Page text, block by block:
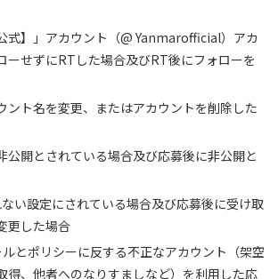
公式】」アカウント（@ Yanmarofficial）アカ
ーせずにRTした場合及びRT後にフォローを
ント名を変更、またはアカウントを削除した
公開とされている場合及び応募後に非公開と
い設定にされている場合及び応募後に受け取
更した場合
とポリシーに反する不正なアカウント（架空
得、他者へのなりすましなど）を利用した応